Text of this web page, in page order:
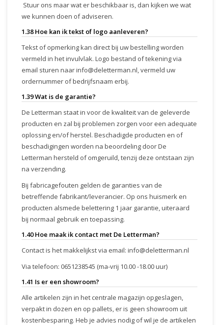
Stuur ons maar wat er beschikbaar is, dan kijken we wat
we kunnen doen of adviseren.
1.38 Hoe kan ik tekst of logo aanleveren?
Tekst of opmerking kan direct bij uw bestelling worden
vermeld in het invulvlak. Logo bestand of tekening via
email sturen naarinfo@deletterman.nl, vermeld uw
ordernummer of bedrijfsnaam erbij.
1.39 Wat is de garantie?
De Letterman staat in voor de kwaliteit van de geleverde
producten en zal bij problemen zorgen voor een adequate
oplossing en/of herstel. Beschadigde producten en of
beschadigingen worden na beoordeling door De
Letterman hersteld of omgeruild, tenzij deze ontstaan zijn
na verzending.
Bij fabricagefouten gelden de garanties van de
betreffende fabrikant/leverancier. Op ons huismerk en
producten alsmede belettering 1 jaar garantie, uiteraard
bij normaal gebruik en toepassing.
1.40 Hoe maak ik contact met De Letterman?
Contact is het makkelijkst via email: info@deletterman.nl
Via telefoon: 0651238545 (ma-vrij 10.00 -18.00 uur)
1.41 Is er een showroom?
Alle artikelen zijn in het centrale magazijn opgeslagen,
verpakt in dozen en op pallets, er is geen showroom uit
kostenbesparing. Heb je advies nodig of wil je de artikelen